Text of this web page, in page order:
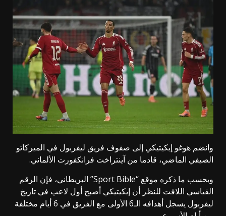
وانضم هوغو إيكيتيكي إلى صفوف فريق ليفربول في الميركاتو
الصيفي الماضي، قادما من آينتراخت فرانكفورت الألماني.
وبحسب ما ذكره موقع “Sport Bible” البريطاني، فإن الرقم
القياسي اللافت للنظر أن إيكيتيكي أصبح أول لاعب في تاريخ
ليفربول يسجل أهدافه الـ6 الأولى مع الفريق في 6 أيام مختلفة